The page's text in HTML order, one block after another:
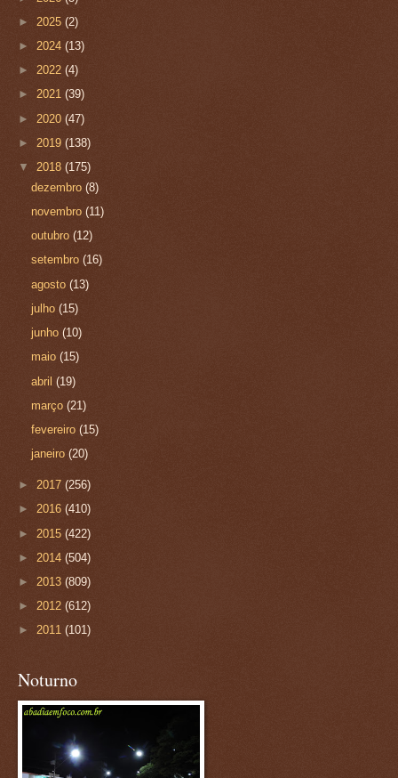
► 2025 (2)
► 2024 (13)
► 2022 (4)
► 2021 (39)
► 2020 (47)
► 2019 (138)
▼ 2018 (175)
dezembro(8)
novembro(11)
outubro(12)
setembro(16)
agosto(13)
julho(15)
junho(10)
maio(15)
abril(19)
março(21)
fevereiro(15)
janeiro(20)
► 2017 (256)
► 2016 (410)
► 2015 (422)
► 2014 (504)
► 2013 (809)
► 2012 (612)
► 2011 (101)
Noturno